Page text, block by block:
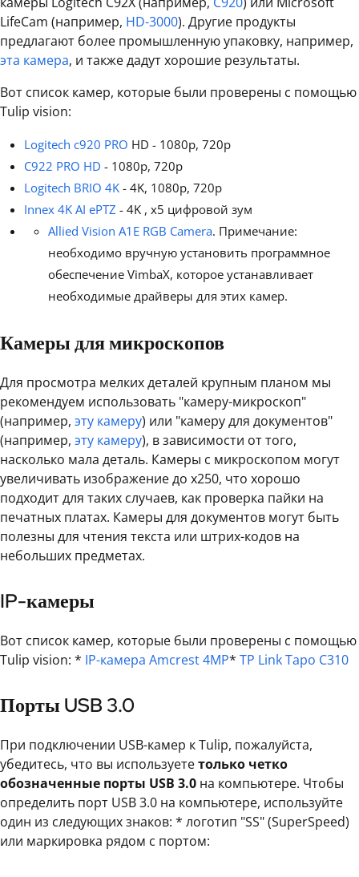
LifeCam (например, HD-3000). Другие продукты
предлагают более промышленную упаковку, например,
эта камера, и также дадут хорошие результаты.
Вот список камер, которые были проверены с помощью
Tulip vision:
Logitech c920 PRO HD - 1080p, 720p
C922 PRO HD - 1080p, 720p
Logitech BRIO 4K - 4K, 1080p, 720p
Innex 4K AI ePTZ - 4K , x5 цифровой зум
Allied Vision A1E RGB Camera. Примечание:
необходимо вручную установить программное
обеспечение VimbaX, которое устанавливает
необходимые драйверы для этих камер.
Камеры для микроскопов
Для просмотра мелких деталей крупным планом мы
рекомендуем использовать "камеру-микроскоп"
(например, эту камеру) или "камеру для документов"
(например, эту камеру), в зависимости от того,
насколько мала деталь. Камеры с микроскопом могут
увеличивать изображение до x250, что хорошо
подходит для таких случаев, как проверка пайки на
печатных платах. Камеры для документов могут быть
полезны для чтения текста или штрих-кодов на
небольших предметах.
IP-камеры
Вот список камер, которые были проверены с помощью
Tulip vision: * IP-камера Amcrest 4MP* TP Link Tapo C310
Порты USB 3.0
При подключении USB-камер к Tulip, пожалуйста,
убедитесь, что вы используететолько четко
обозначенные порты USB 3.0 на компьютере. Чтобы
определить порт USB 3.0 на компьютере, используйте
один из следующих знаков: * логотип "SS" (SuperSpeed)
или маркировка рядом с портом: